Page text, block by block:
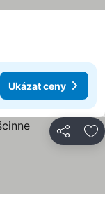
Ukázat ceny
Sdílet